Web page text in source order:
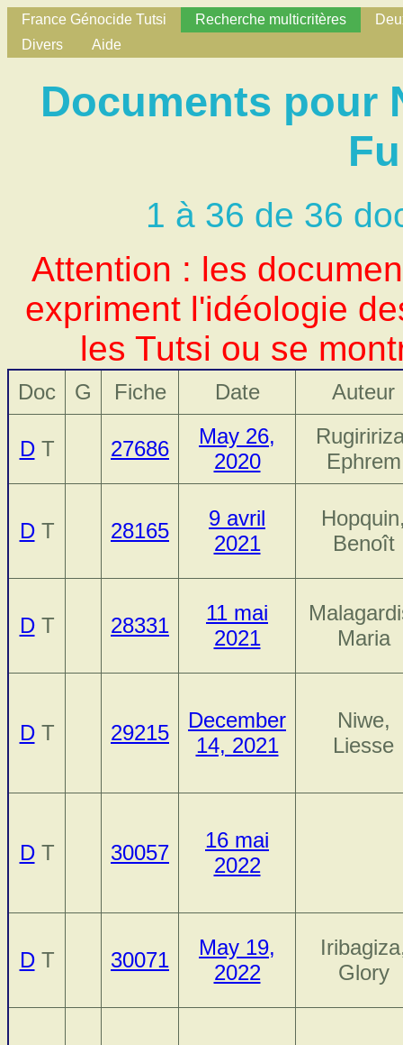
France Génocide Tutsi Recherche multicritères
Divers
Aide
Documents pour
1 à 36 de 36
Attention : les
expriment l'idéologie
les Tutsi ou se
Doc G Fiche Date Auteur
DT 27686
May 26,
2020
Ephrem
DT 28165
9 avril
2021
Benoît
DT 28331
11 mai
2021
Maria
DT 29215
December
14, 2021
Niwe,
Liesse
DT 30057
16 mai
2022
DT 30071
May 19,
2022
Glory